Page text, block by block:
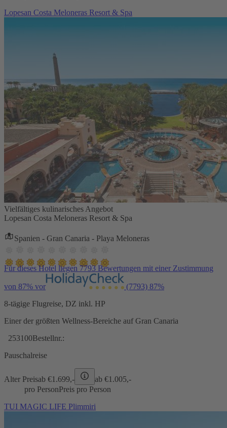
Lopesan Costa Meloneras Resort & Spa
Vielfältiges kulinarisches Angebot
Lopesan Costa Meloneras Resort & Spa
Spanien - Gran Canaria - Playa Meloneras
Für dieses Hotel liegen 7793 Bewertungen mit einer Zustimmung
von 87% vor (7793) 87%
8-tägige Flugreise, DZ inkl. HP
Einer der größten Wellness-Bereiche auf Gran Canaria
253100Bestellnr.:
Pauschalreise
Alter Preisab €1.699,- ab €1.005,-
pro PersonPreis pro Person
TUI MAGIC LIFE Plimmiri